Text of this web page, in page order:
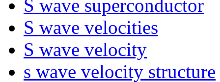
S wave superconductor
S wave velocities
S wave velocity
s wave velocity structure